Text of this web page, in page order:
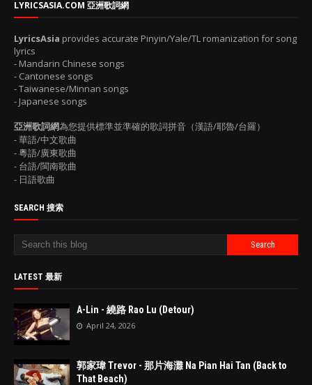
LYRICSASIA.COM 亞洲歌詞網
LyricsAsia provides accurate Pinyin/Yale/TL romanization for song
lyrics
- Mandarin Chinese songs
- Cantonese songs
- Taiwanese/Minnan songs
- Japanese songs
亞洲歌詞網為您提供標準並準確的歌詞拼音（漢語/耶魯/台羅）
- 華語/中文歌曲
- 粵語/廣東歌曲
- 台語/閩南歌曲
- 日語歌曲
SEARCH 搜索
LATEST 最新
A-Lin - 繞路 Rao Lu (Detour)
April 24, 2026
郭家瑋 Trevor - 那片海灘 Na Pian Hai Tan (Back to
That Beach)